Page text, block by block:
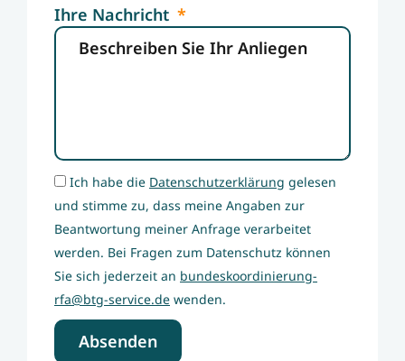
Ihre Nachricht
Ich habe die Datenschutzerklärung gelesen
und stimme zu, dass meine Angaben zur
Beantwortung meiner Anfrage verarbeitet
werden. Bei Fragen zum Datenschutz können
Sie sich jederzeit an bundeskoordinierung-
rfa@btg-service.de wenden.
Absenden